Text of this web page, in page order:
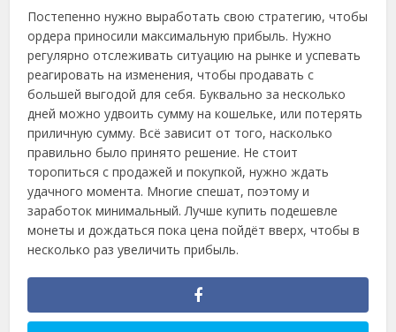
Постепенно нужно выработать свою стратегию, чтобы
ордера приносили максимальную прибыль. Нужно
регулярно отслеживать ситуацию на рынке и успевать
реагировать на изменения, чтобы продавать с
большей выгодой для себя. Буквально за несколько
дней можно удвоить сумму на кошельке, или потерять
приличную сумму. Всё зависит от того, насколько
правильно было принято решение. Не стоит
торопиться с продажей и покупкой, нужно ждать
удачного момента. Многие спешат, поэтому и
заработок минимальный. Лучше купить подешевле
монеты и дождаться пока цена пойдёт вверх, чтобы в
несколько раз увеличить прибыль.